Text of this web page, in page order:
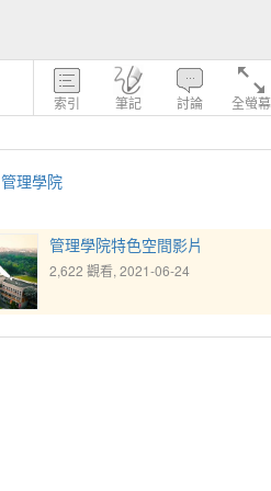
索引 筆記 討論 全螢幕
管理學院
管理學院特色空間影片
2,622 觀看, 2021-06-24